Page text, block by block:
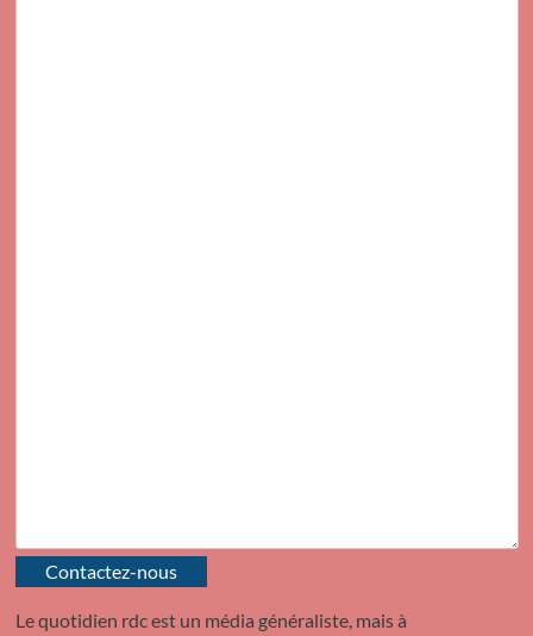
Contactez-nous
Le quotidien rdc est un média généraliste, mais à